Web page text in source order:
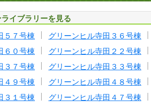
イブラリーを見る
５７号棟 グリーンヒル寺田３６号棟
６０号棟
グリーンヒル寺田２２号棟
３７号棟
グリーンヒル寺田３３号棟
４９号棟
グリーンヒル寺田４８号棟
３１号棟
グリーンヒル寺田４７号棟